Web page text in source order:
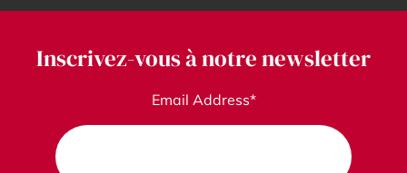
Inscrivez-vous à notre newsletter
Email Address*